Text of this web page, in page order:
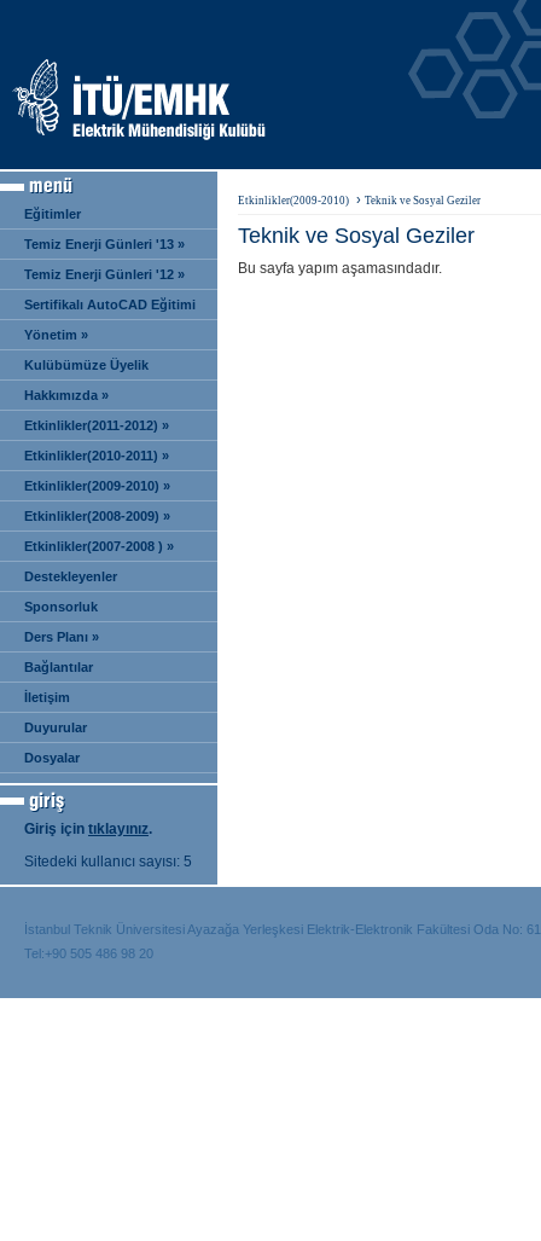
Eğitimler
Temiz Enerji Günleri '13 »
Temiz Enerji Günleri '12 »
Sertifikalı AutoCAD Eğitimi
Yönetim »
Kulübümüze Üyelik
Hakkımızda »
Etkinlikler(2011-2012) »
Etkinlikler(2010-2011) »
Etkinlikler(2009-2010) »
Etkinlikler(2008-2009) »
Etkinlikler(2007-2008 ) »
Destekleyenler
Sponsorluk
Ders Planı »
Bağlantılar
İletişim
Duyurular
Dosyalar
Giriş için tıklayınız.
Sitedeki kullanıcı sayısı: 5
Etkinlikler(2009-2010) › Teknik ve Sosyal Geziler
Teknik ve Sosyal Geziler
Bu sayfa yapım aşamasındadır.
İstanbul Teknik Üniversitesi Ayazağa Yerleşkesi Elektrik-Elektronik Fakültesi Oda No:
Tel:+90 505 486 98 20